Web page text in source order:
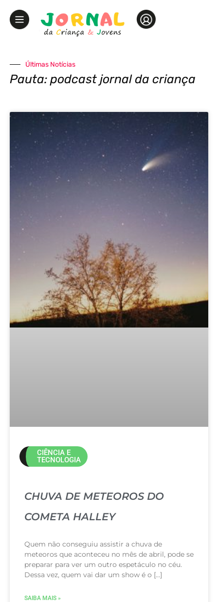
Últimas Notícias
Pauta: podcast jornal da criança
CIÊNCIA E
TECNOLOGIA
CHUVA DE METEOROS DO
COMETA HALLEY
Quem não conseguiu assistir a chuva de
meteoros que aconteceu no mês de abril, pode se
preparar para ver um outro espetáculo no céu.
Dessa vez, quem vai dar um show é o […]
SAIBA MAIS »